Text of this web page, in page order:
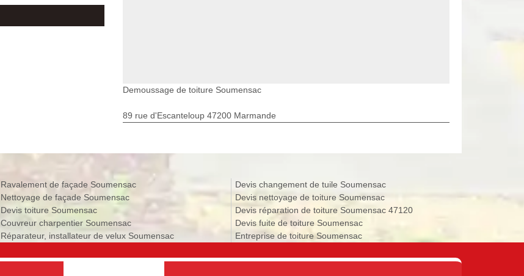
Demoussage de toiture Soumensac
89 rue d'Escanteloup 47200 Marmande
Ravalement de façade Soumensac
Nettoyage de façade Soumensac
Devis toiture Soumensac
Couvreur charpentier Soumensac
Réparateur, installateur de velux Soumensac
Devis changement de tuile Soumensac
Devis nettoyage de toiture Soumensac
Devis réparation de toiture Soumensac 47120
Devis fuite de toiture Soumensac
Entreprise de toiture Soumensac